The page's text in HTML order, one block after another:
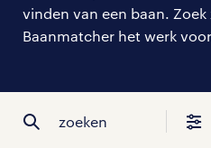
vinden van een baan.
Baanmatcher het werk
zoeken